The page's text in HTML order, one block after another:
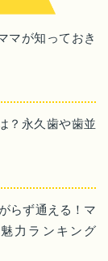
マが知っておき
？永久歯や歯並
らず通える！マ
力ランキング